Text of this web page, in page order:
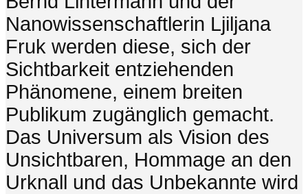
Nanowissenschaftlerin Ljiljana
Fruk werden diese, sich der
Sichtbarkeit entziehenden
Phänomene, einem breiten
Publikum zugänglich gemacht.
Das Universum als Vision des
Unsichtbaren, Hommage an den
Urknall und das Unbekannte wird